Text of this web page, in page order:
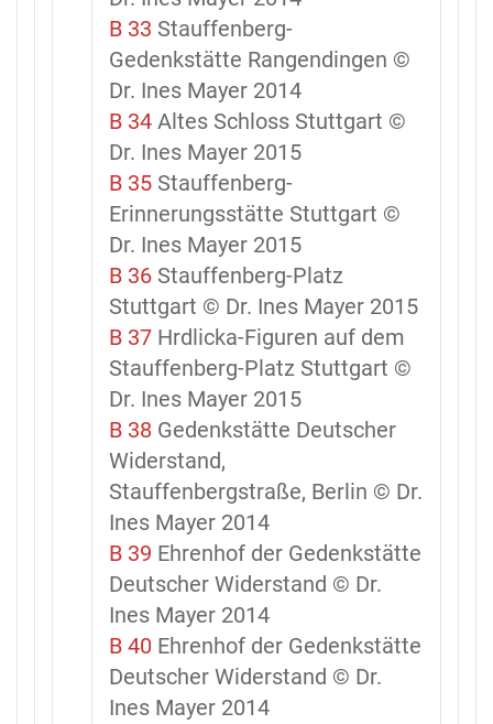
B 33 Stauffenberg-
Gedenkstätte Rangendingen ©
Dr. Ines Mayer 2014
B 34 Altes Schloss Stuttgart ©
Dr. Ines Mayer 2015
B 35 Stauffenberg-
Erinnerungsstätte Stuttgart ©
Dr. Ines Mayer 2015
B 36 Stauffenberg-Platz
Stuttgart © Dr. Ines Mayer 2015
B 37 Hrdlicka-Figuren auf dem
Stauffenberg-Platz Stuttgart ©
Dr. Ines Mayer 2015
B 38 Gedenkstätte Deutscher
Widerstand,
Stauffenbergstraße, Berlin © Dr.
Ines Mayer 2014
B 39 Ehrenhof der Gedenkstätte
Deutscher Widerstand © Dr.
Ines Mayer 2014
B 40 Ehrenhof der Gedenkstätte
Deutscher Widerstand © Dr.
Ines Mayer 2014